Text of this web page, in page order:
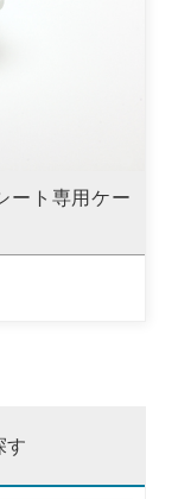
ート専用ケー
す